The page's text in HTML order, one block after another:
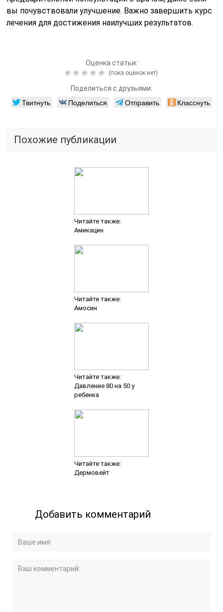
вы почувствовали улучшение. Важно завершить курс
лечения для достижения наилучших результатов.
Оценка статьи:
(пока оценок нет)
Поделиться с друзьями:
Твитнуть Поделиться Отправить Класснуть
Похожие публикации
Читайте также:
Амикацин
Читайте также:
Амосин
Читайте также:
Давление 80 на 50 у
ребенка
Читайте также:
Дермовейт
Добавить комментарий